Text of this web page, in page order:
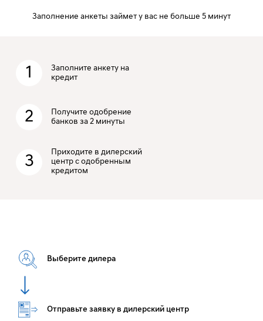
Заполнение анкеты займет у вас не больше 5 минут
1
Заполните анкету на
кредит
2
Получите одобрение
банков за 2 минуты
3
Приходите в дилерский
центр с одобренным
кредитом
Выберите дилера
Отправьте заявку в дилерский центр